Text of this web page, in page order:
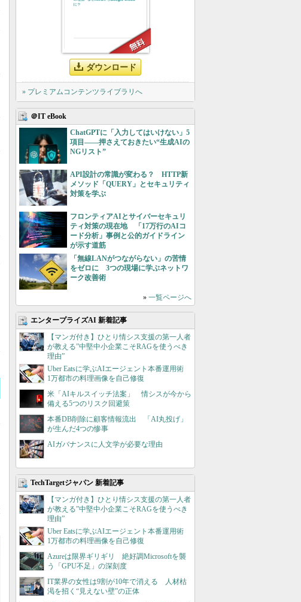
ダウンロード
» プレミアムコンテンツライブラリへ
＠IT eBook
ChatGPTに「入力してはいけない」5
項目――押さえておきたい“生成AIの
NGリスト”
API設計の常識が変わる？ HTTP新
メソッド「QUERY」とセキュリティ
対策を学ぶ
フロンティアAIとサイバーセキュリ
ティ対策の現在地 「17万行のAIコ
ード分析」事例と公的ガイドライン
が示す道筋
「無線LANがつながらない」の苦情
をゼロに 3つの現場に学ぶネットワ
ーク改善術
» 一覧ページへ
エンタープライズAI 新着記事
【マンガ付き】ひとり情シス支援の第一人者
が教える”中堅中小企業こそRAGを使うべき
理由”
Uber Eatsに学ぶAIエージェント本番運用術
1万都市の料理画像を自己修復
米「AIキルスイッチ法案」 情シスが今から
備える5つのリスク回避策
本番DB削除に顧客情報流出 「AI丸投げ」
が生んだ4つの惨事
AIガバナンスに人文学が必要な理由
TechTargetジャパン 新着記事
【マンガ付き】ひとり情シス支援の第一人者
が教える”中堅中小企業こそRAGを使うべき
理由”
Uber Eatsに学ぶAIエージェント本番運用術
1万都市の料理画像を自己修復
Azureは限界ギリギリ 絶好調Microsoftを襲
う「GPU不足」の深刻度
IT業界の女性は9割が10年で消える 人材枯
渇を招く“見えない壁”の正体